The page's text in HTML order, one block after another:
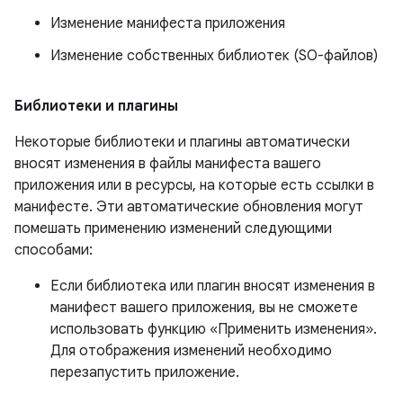
Изменение манифеста приложения
Изменение собственных библиотек (SO-файлов)
Библиотеки и плагины
Некоторые библиотеки и плагины автоматически
вносят изменения в файлы манифеста вашего
приложения или в ресурсы, на которые есть ссылки в
манифесте. Эти автоматические обновления могут
помешать применению изменений следующими
способами:
Если библиотека или плагин вносят изменения в
манифест вашего приложения, вы не сможете
использовать функцию «Применить изменения».
Для отображения изменений необходимо
перезапустить приложение.